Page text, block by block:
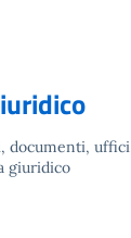
documenti,
giuridico